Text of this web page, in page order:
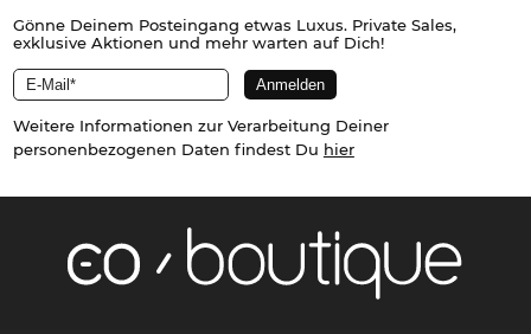
Gönne Deinem Posteingang etwas Luxus. Private Sales,
exklusive Aktionen und mehr warten auf Dich!
Weitere Informationen zur Verarbeitung Deiner
personenbezogenen Daten findest Du hier